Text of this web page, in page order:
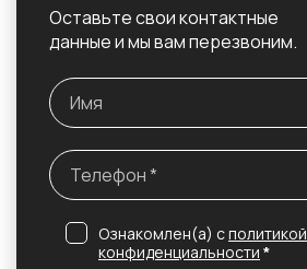
Оставьте свои контактные
данные и мы вам перезвоним.
Ознакомлен(а) сполитикой
конфиденциальности *